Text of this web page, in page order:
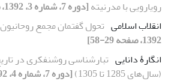
رویارویی با مدرنیته[دوره 7، شماره 3، 1392، صفحه 25-53]
انقلاب اسلامی تحول گفتمان مجمع روحانیون
1392، صفحه 29-58]
انگارۀ دانایی تبارشناسی روشنفکری در
(سال‌های 1285 تا 1305)
[دوره 7، شماره 4، 1392، صفحه 160-186]